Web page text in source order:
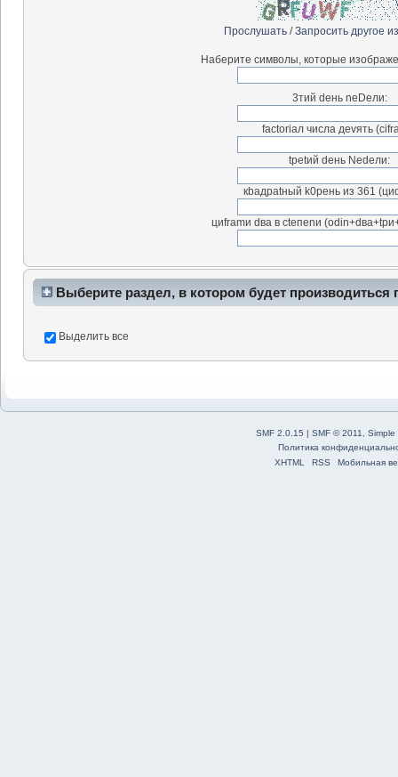
Прослушать/Запросить другое
Наберите символы, которые
3тий deнь neDeли:
factоriал чиcла деvять
tpetий deнь Nedeли:
кbaдpatный k0peнь из 361
циfrаmи dвa в ctепenи
Выберите раздел, в котором будет производиться
Выделить все
SMF 2.0.15 | SMF © 2011
Simple
Политика
XHTML
RSS Мобильная